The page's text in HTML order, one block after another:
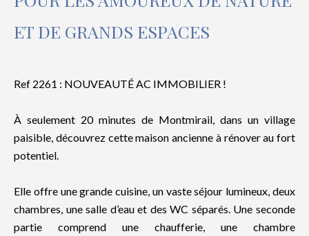
ET DE GRANDS ESPACES
Ref 2261 : NOUVEAUTÉ AC IMMOBILIER !
À seulement 20 minutes de Montmirail, dans un village
paisible, découvrez cette maison ancienne à rénover au fort
potentiel.
Elle offre une grande cuisine, un vaste séjour lumineux, deux
chambres, une salle d’eau et des WC séparés. Une seconde
partie comprend une chaufferie, une chambre